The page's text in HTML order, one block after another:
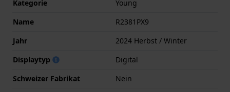
Kategorie
Young
Name
R2381PX9
Jahr
2024 Herbst / Winter
Displaytyp
Digital
Schweizer Fabrikat
Nein